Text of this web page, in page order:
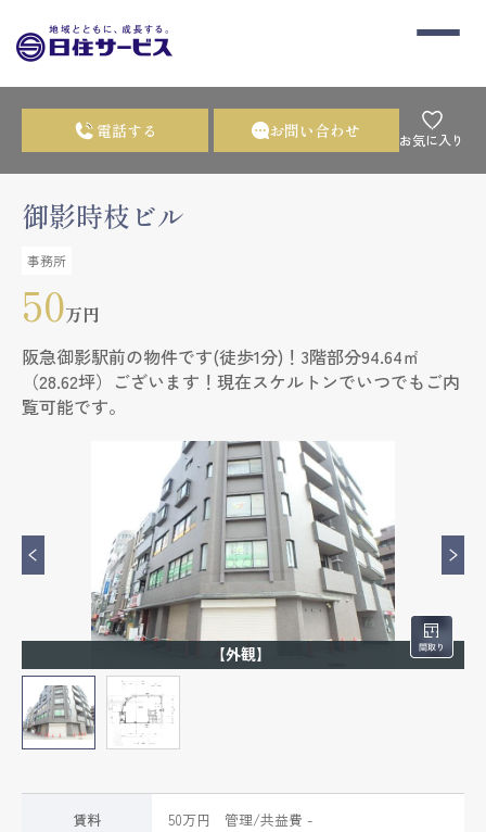
電話する お問い合わせ お気に入り
御影時枝ビル
事務所
50万円
阪急御影駅前の物件です(徒歩1分)！3階部分94.64㎡
（28.62坪）ございます！現在スケルトンでいつでもご内
覧可能です。
【外観】
賃料 50万円 管理/共益費 -